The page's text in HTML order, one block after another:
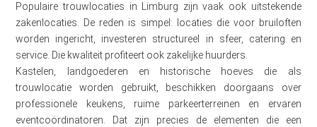
Populaire trouwlocaties in Limburg zijn vaak ook uitstekende
zakenlocaties. De reden is simpel: locaties die voor bruiloften
worden ingericht, investeren structureel in sfeer, catering en
service. Die kwaliteit profiteert ook zakelijke huurders.
Kastelen, landgoederen en historische hoeves die als
trouwlocatie worden gebruikt, beschikken doorgaans over
professionele keukens, ruime parkeerterreinen en ervaren
eventcoördinatoren. Dat zijn precies de elementen die een